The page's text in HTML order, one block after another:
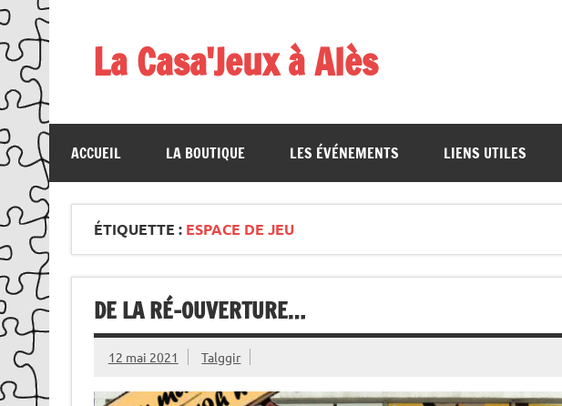
Skip
to
content
La Casa'Jeux à Alès
ACCUEIL LA BOUTIQUE LES ÉVÉNEMENTS LIENS UTILES
ÉTIQUETTE : ESPACE DE JEU
DE LA RÉ-OUVERTURE…
12 mai 2021 Talggir